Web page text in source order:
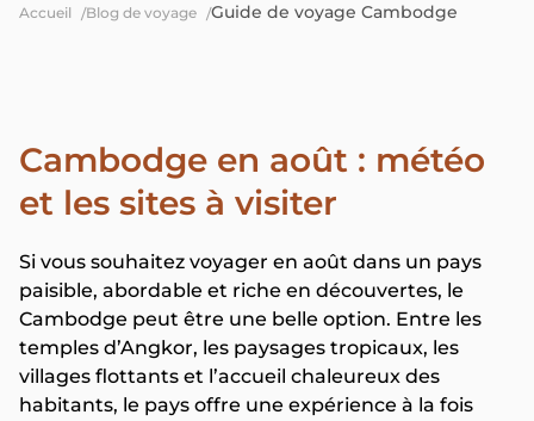
Accueil Blog de voyage Guide de voyage Cambodge
Cambodge en août : météo
et les sites à visiter
Si vous souhaitez voyager en août dans un pays
paisible, abordable et riche en découvertes, le
Cambodge peut être une belle option. Entre les
temples d’Angkor, les paysages tropicaux, les
villages flottants et l’accueil chaleureux des
habitants, le pays offre une expérience à la fois